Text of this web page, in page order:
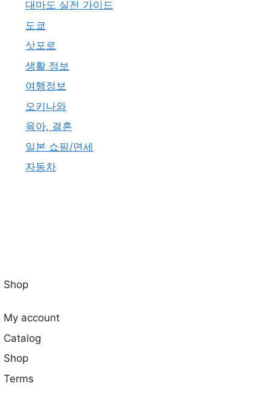
대마도 실전 가이드
도쿄
삿포로
생활 정보
여행정보
오키나와
육아, 결혼
일본 쇼핑/면세
자동차
Shop
My account
Catalog
Shop
Terms